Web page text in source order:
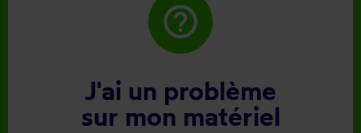
help_outline
J'ai un problème
sur mon matériel